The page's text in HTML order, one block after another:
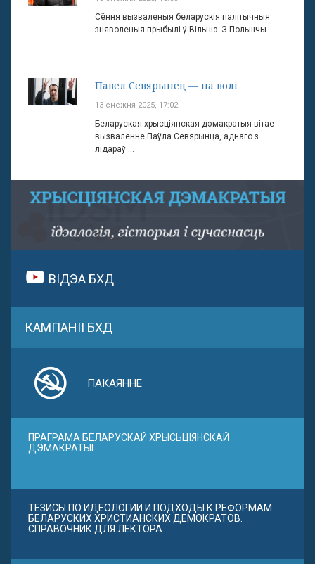
Сёння вызваленыя беларускія палітычныя
зняволеныя прыбылі ў Вільню. З Польшчы ...
Павел Севярынец — на волі
13 снежня 2025, 17:02
Беларуская хрысціянская дэмакратыя вітае
вызваленне Паўла Севярынца, аднаго з
лідараў ...
ВІДЭА БХД
КАМПАНІІ БХД
ПАКАЯННЕ
ПРАГРАМА БЕЛАРУСКАЙ ХРЫСЬЦІЯНСКАЙ
ДЭМАКРАТЫІ
ТЕЗИСЫ ПО ИДЕОЛОГИИ И ПОДХОДЫ К РЕФОРМАМ
БЕЛАРУСКИХ ХРИСТИАНСКИХ ДЕМОКРАТОВ.
СПРАВОЧНИК ДЛЯ ЛЕКТОРА